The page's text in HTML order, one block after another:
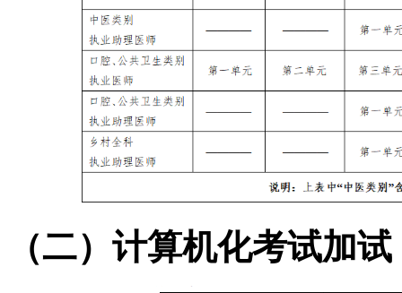
（二）计算机化考试加试